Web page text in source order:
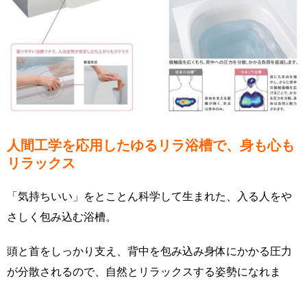
人間工学を応用したゆるリラ浴槽で、身も心も
リラックス
「気持ちいい」をとことん科学して生まれた、入る人をや
さしく包み込む浴槽。
頭と首をしっかり支え、背中を包み込み身体にかかる圧力
が分散されるので、自然とリラックスする姿勢になれま